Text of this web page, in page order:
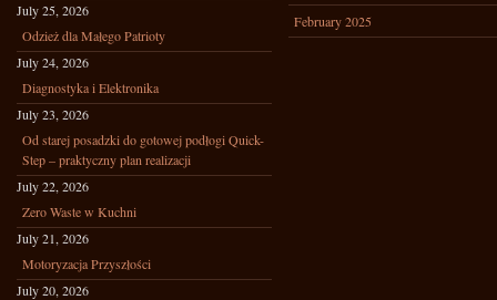
July 25, 2026
Odzież dla Małego Patrioty
July 24, 2026
Diagnostyka i Elektronika
July 23, 2026
Od starej posadzki do gotowej podłogi Quick-
Step – praktyczny plan realizacji
July 22, 2026
Zero Waste w Kuchni
July 21, 2026
Motoryzacja Przyszłości
July 20, 2026
February 2025